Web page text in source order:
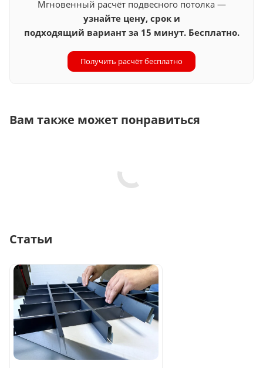
Мгновенный расчёт подвесного потолка —
узнайте цену, срок и
подходящий вариант за 15 минут. Бесплатно.
Получить расчёт бесплатно
Вам также может понравиться
Статьи